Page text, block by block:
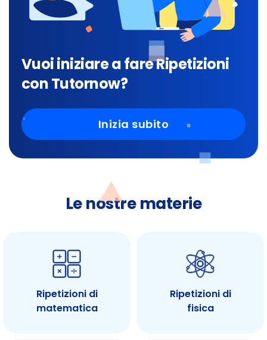
Vuoi iniziare a fare Ripetizioni
con Tutornow?
Inizia subito
Le nostre materie
Ripetizioni di
matematica
Ripetizioni di
fisica